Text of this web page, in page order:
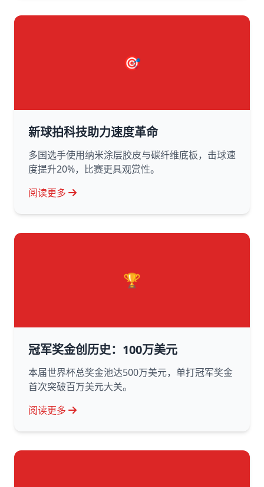
🎯
新球拍科技助力速度革命
多国选手使用纳米涂层胶皮与碳纤维底板，击球速
度提升20%，比赛更具观赏性。
阅读更多
🏆
冠军奖金创历史：100万美元
本届世界杯总奖金池达500万美元，单打冠军奖金
首次突破百万美元大关。
阅读更多